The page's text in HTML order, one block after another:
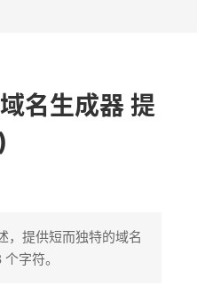
名生成器 提
，提供短而独特的域名
字符。